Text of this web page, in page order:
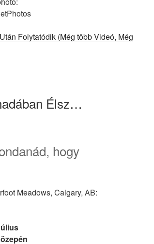
Folytatódik (Még több Videó, Még
Élsz…
hogy
Meadows, Calgary, AB: